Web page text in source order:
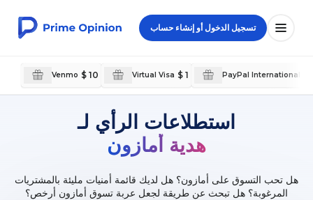
تسجيل الدخول أو إنشاء حساب
Venmo $ 10 Virtual Visa $ 1 PayPal International
استطلاعات الرأي لـ
هدية أمازون
هل تحب التسوق على أمازون؟ هل لديك قائمة أمنيات مليئة بالمشتريات
المرغوبة؟ هل تبحث عن طريقة لجعل عربة تسوق أمازون أرخص؟